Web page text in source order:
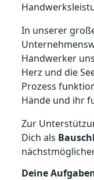
In unserer
Handwerker
Herz und die
Prozess
Hände und ihr
Zur
Dich als
Deine